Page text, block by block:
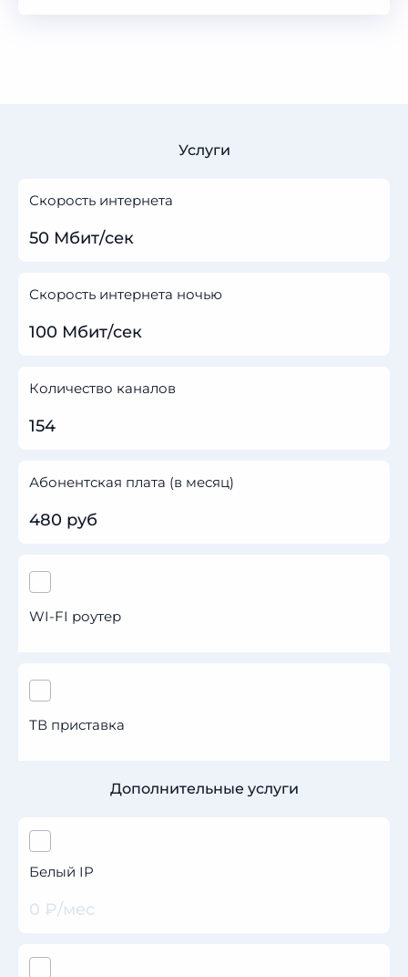
Услуги
Скорость интернета
50 Мбит/сек
Скорость интернета ночью
100 Мбит/сек
Количество каналов
154
Абонентская плата (в месяц)
480 руб
WI-FI роутер
ТВ приставка
Дополнительные услуги
Белый IP
0 ₽/мес